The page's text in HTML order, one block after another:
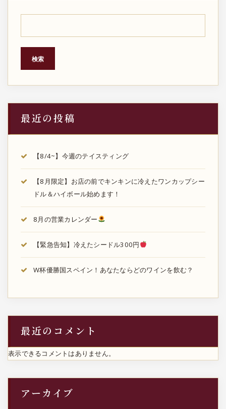
検索
最近の投稿
【8/4~】今週のテイスティング
【8月限定】お店の前でキンキンに冷えたワンカップシー
ドル＆ハイボール始めます！
8月の営業カレンダー
【緊急告知】冷えたシードル300円
W杯優勝国スペイン！あなたならどのワインを飲む？
最近のコメント
表示できるコメントはありません。
アーカイブ